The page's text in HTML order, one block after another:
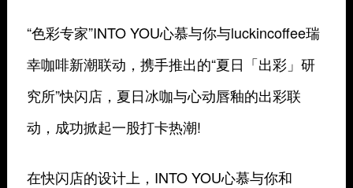
“色彩专家”INTO YOU心慕与你与luckincoffee瑞
幸咖啡新潮联动，携手推出的“夏日「出彩」研
究所”快闪店，夏日冰咖与心动唇釉的出彩联
动，成功掀起一股打卡热潮!
在快闪店的设计上，INTO YOU心慕与你和